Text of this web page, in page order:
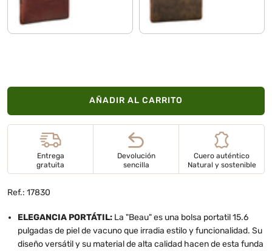
AÑADIR AL CARRITO
Entrega
gratuita
Devolución
sencilla
Cuero auténtico
Natural y sostenible
Ref.: 17830
ELEGANCIA PORTÁTIL: La "Beau" es una bolsa portatil 15.6
pulgadas de piel de vacuno que irradia estilo y funcionalidad. Su
diseño versátil y su material de alta calidad hacen de esta funda